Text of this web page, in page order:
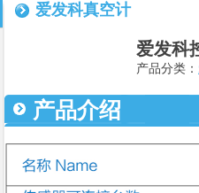
爱发科真空计
爱发科
产品分类：
产品介绍